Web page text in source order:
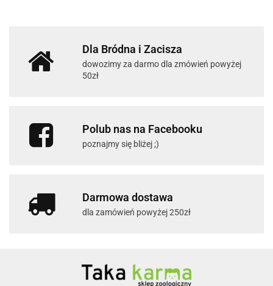
Dla Bródna i Zacisza
dowozimy za darmo dla zmówień powyżej
50zł
Polub nas na Facebooku
poznajmy się bliżej ;)
Darmowa dostawa
dla zamówień powyżej 250zł